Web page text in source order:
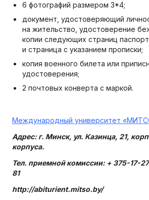
6 фотографий размером 3*4;
документ, удостоверяющий
на жительство, удостоверение
копии следующих страниц
и страница с указанием прописки;
копия военного билета или
удостоверения;
2 почтовых конверта с маркой.
Международный университет
Адрес: г. Минск, ул. Казинца, 21,
корпуса.
Тел. приемной комиссии: + 375-17-
81
http://abiturient.mitso.by/